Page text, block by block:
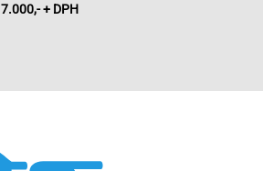
7.000,- + DPH